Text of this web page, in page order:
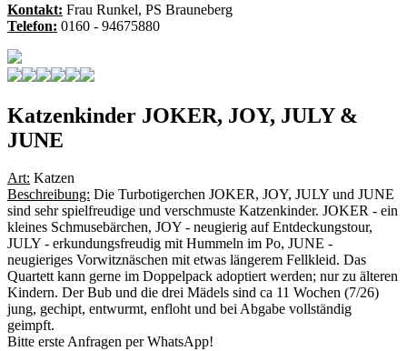
Kontakt: Frau Runkel, PS Brauneberg
Telefon: 0160 - 94675880
Katzenkinder JOKER, JOY, JULY &
JUNE
Art: Katzen
Beschreibung: Die Turbotigerchen JOKER, JOY, JULY und JUNE
sind sehr spielfreudige und verschmuste Katzenkinder. JOKER - ein
kleines Schmusebärchen, JOY - neugierig auf Entdeckungstour,
JULY - erkundungsfreudig mit Hummeln im Po, JUNE -
neugieriges Vorwitznäschen mit etwas längerem Fellkleid. Das
Quartett kann gerne im Doppelpack adoptiert werden; nur zu älteren
Kindern. Der Bub und die drei Mädels sind ca 11 Wochen (7/26)
jung, gechipt, entwurmt, enfloht und bei Abgabe vollständig
geimpft.
Bitte erste Anfragen per WhatsApp!